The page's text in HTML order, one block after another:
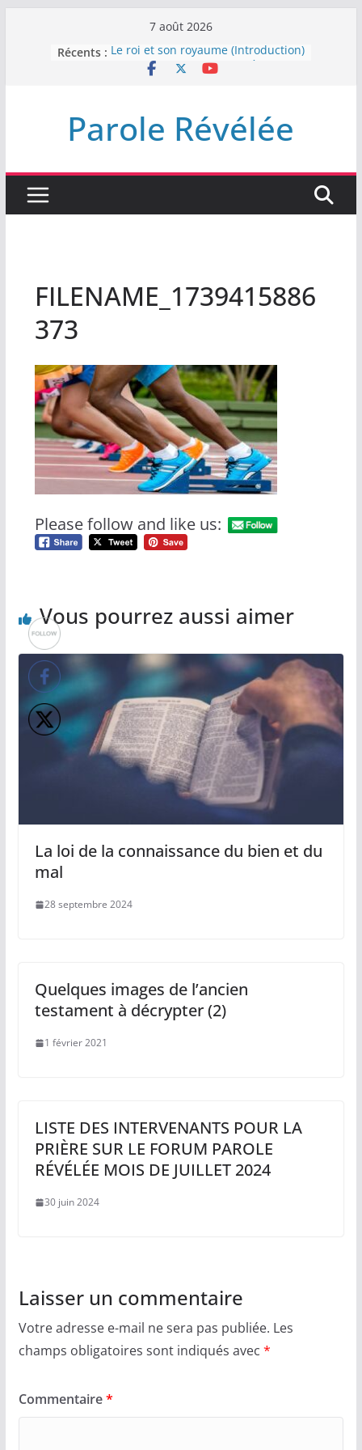
7 août 2026
Récents : Le roi et son royaume (Introduction)
DEMEUREZ DANS LA LUMIÈRE
LABAN
L’INTERVENTION DE DIEU
Parole Révélée
FILENAME_1739415886
373
Please follow and like us:
Vous pourrez aussi aimer
La loi de la connaissance du bien et du
mal
28 septembre 2024
Quelques images de l’ancien
testament à décrypter (2)
1 février 2021
LISTE DES INTERVENANTS POUR LA
PRIÈRE SUR LE FORUM PAROLE
RÉVÉLÉE MOIS DE JUILLET 2024
30 juin 2024
Laisser un commentaire
Votre adresse e-mail ne sera pas publiée. Les
champs obligatoires sont indiqués avec *
Commentaire*